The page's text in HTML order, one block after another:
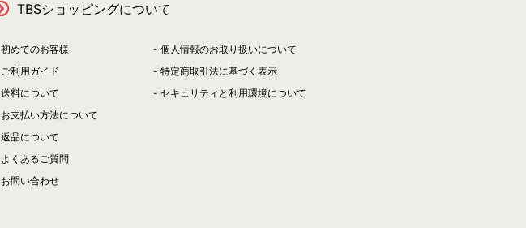
TBSショッピングについて
初めてのお客様
ご利用ガイド
送料について
お支払い方法について
返品について
よくあるご質問
お問い合わせ
個人情報のお取り扱いについて
特定商取引法に基づく表示
セキュリティと利用環境について